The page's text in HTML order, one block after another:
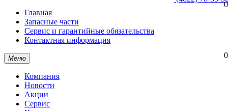
Главная
Запасные части
Сервис и гарантийные обязательства
Контактная информация
0
Меню
Компания
Новости
Акции
Сервис
0